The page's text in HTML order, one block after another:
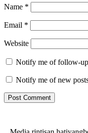
Name *
Email *
Website
Notify me of follow-
Notify me of new